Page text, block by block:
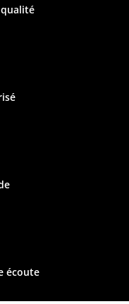
écoute